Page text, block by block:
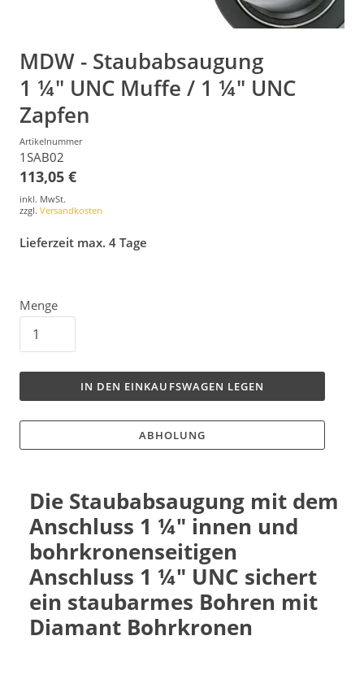
MDW - Staubabsaugung
1 ¼" UNC Muffe / 1 ¼" UNC
Zapfen
Artikelnummer
1SAB02
113,05 €
inkl. MwSt.
zzgl. Versandkosten
Lieferzeit max. 4 Tage
Menge
IN DEN EINKAUFSWAGEN LEGEN
ABHOLUNG
Die Staubabsaugung mit dem
Anschluss 1 ¼" innen und
bohrkronenseitigen
Anschluss 1 ¼" UNC sichert
ein staubarmes Bohren mit
Diamant Bohrkronen